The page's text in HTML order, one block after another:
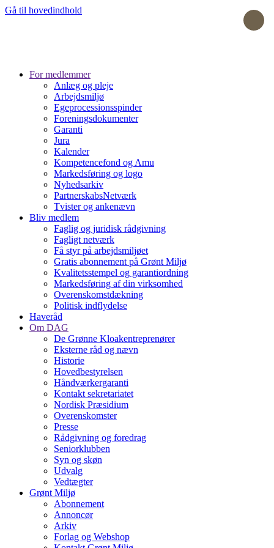
Gå til hovedindhold
For medlemmer
Anlæg og pleje
Arbejdsmiljø
Egeprocessionsspinder
Foreningsdokumenter
Garanti
Jura
Kalender
Kompetencefond og Amu
Markedsføring og logo
Nyhedsarkiv
PartnerskabsNetværk
Tvister og ankenævn
Bliv medlem
Faglig og juridisk rådgivning
Fagligt netværk
Få styr på arbejdsmiljøet
Gratis abonnement på Grønt Miljø
Kvalitetsstempel og garantiordning
Markedsføring af din virksomhed
Overenskomstdækning
Politisk indflydelse
Haveråd
Om DAG
De Grønne Kloakentreprenører
Eksterne råd og nævn
Historie
Hovedbestyrelsen
Håndværkergaranti
Kontakt sekretariatet
Nordisk Præsidium
Overenskomster
Presse
Rådgivning og foredrag
Seniorklubben
Syn og skøn
Udvalg
Vedtægter
Grønt Miljø
Abonnement
Annoncør
Arkiv
Forlag og Webshop